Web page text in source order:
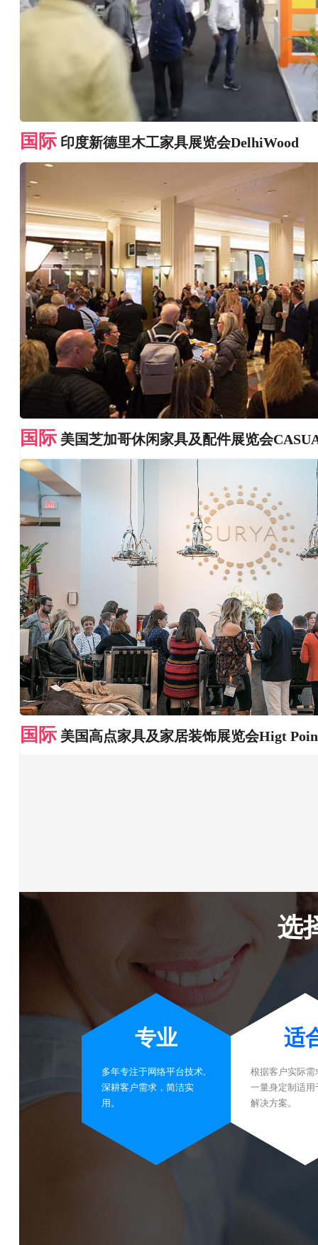
国际 印度新德里木工家具展览会DelhiWood
国际 美国芝加哥休闲家具及配件展览会
国际 美国高点家具及家居装饰展览会Higt
选
专业
多年专注于网络平台技术,
深耕客户需求，简洁实
用。
适
根据客户实际
一量身定制适
解决方案。